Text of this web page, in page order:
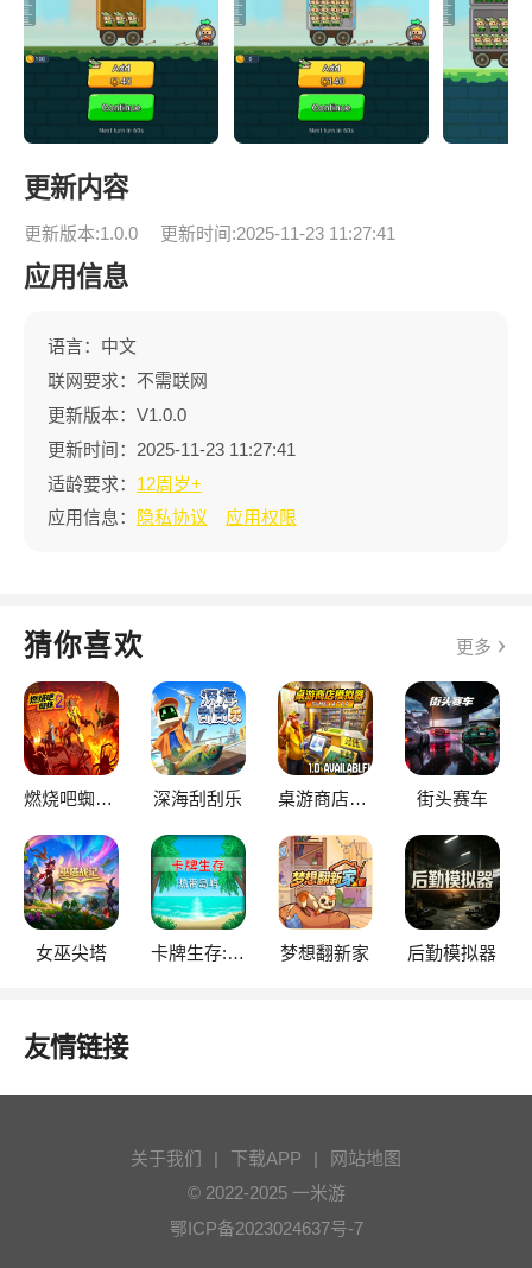
更新内容
更新版本:1.0.0 更新时间:2025-11-23 11:27:41
应用信息
语言：中文
联网要求：不需联网
更新版本：V1.0.0
更新时间：2025-11-23 11:27:41
适龄要求： 12周岁+
应用信息：
隐私协议 应用权限
猜你喜欢 更多
燃烧吧蜘蛛2 深海刮刮乐 桌游商店模拟器 街头赛车
女巫尖塔 卡牌生存:热带岛屿 梦想翻新家 后勤模拟器
友情链接
关于我们 | 下载APP |
网站地图
© 2022-2025 一米游
鄂ICP备2023024637号-7